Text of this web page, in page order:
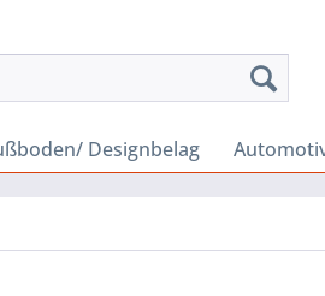
Designbelag